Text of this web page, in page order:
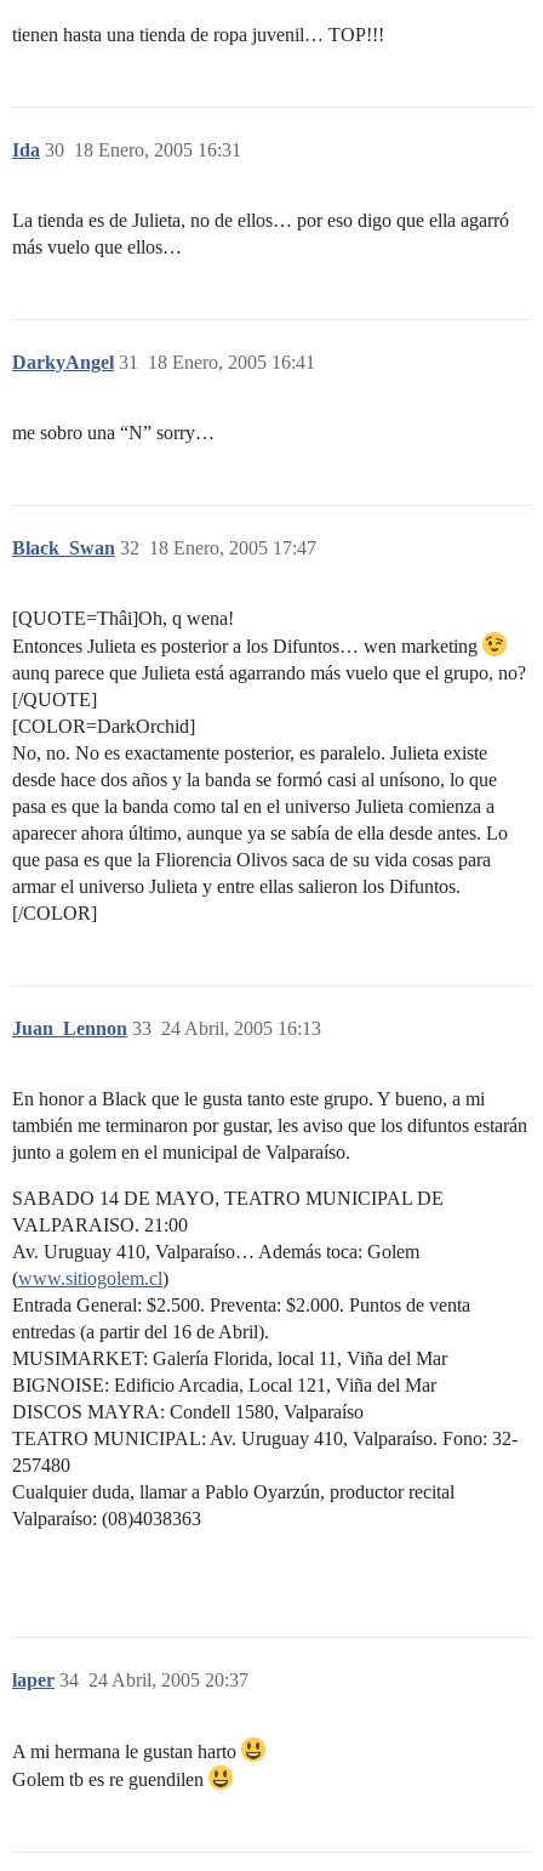
tienen hasta una tienda de ropa juvenil… TOP!!!
Ida 18 Enero, 2005 16:31
30
La tienda es de Julieta, no de ellos… por eso digo que ella agarró
más vuelo que ellos…
DarkyAngel 18 Enero, 2005 16:41
31
me sobro una “N” sorry…
Black_Swan 18 Enero, 2005 17:47
32
[QUOTE=Thâi]Oh, q wena!
Entonces Julieta es posterior a los Difuntos… wen marketing
aunq parece que Julieta está agarrando más vuelo que el grupo, no?
[/QUOTE]
[COLOR=DarkOrchid]
No, no. No es exactamente posterior, es paralelo. Julieta existe
desde hace dos años y la banda se formó casi al unísono, lo que
pasa es que la banda como tal en el universo Julieta comienza a
aparecer ahora último, aunque ya se sabía de ella desde antes. Lo
que pasa es que la Fliorencia Olivos saca de su vida cosas para
armar el universo Julieta y entre ellas salieron los Difuntos.
[/COLOR]
Juan_Lennon 24 Abril, 2005 16:13
33
En honor a Black que le gusta tanto este grupo. Y bueno, a mi
también me terminaron por gustar, les aviso que los difuntos estarán
junto a golem en el municipal de Valparaíso.
SABADO 14 DE MAYO, TEATRO MUNICIPAL DE
VALPARAISO. 21:00
Av. Uruguay 410, Valparaíso… Además toca: Golem
(www.sitiogolem.cl)
Entrada General: $2.500. Preventa: $2.000. Puntos de venta
entredas (a partir del 16 de Abril).
MUSIMARKET: Galería Florida, local 11, Viña del Mar
BIGNOISE: Edificio Arcadia, Local 121, Viña del Mar
DISCOS MAYRA: Condell 1580, Valparaíso
TEATRO MUNICIPAL: Av. Uruguay 410, Valparaíso. Fono: 32-
257480
Cualquier duda, llamar a Pablo Oyarzún, productor recital
Valparaíso: (08)4038363
laper 24 Abril, 2005 20:37
34
A mi hermana le gustan harto
Golem tb es re guendilen